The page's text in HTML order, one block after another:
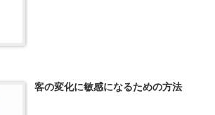
客の変化に敏感になるための方法